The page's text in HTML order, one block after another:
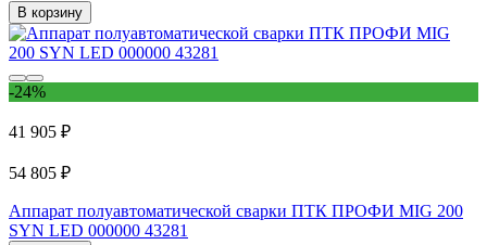
В корзину
-24%
41 905 ₽
54 805 ₽
Аппарат полуавтоматической сварки ПТК ПРОФИ MIG 200
SYN LED 000000 43281